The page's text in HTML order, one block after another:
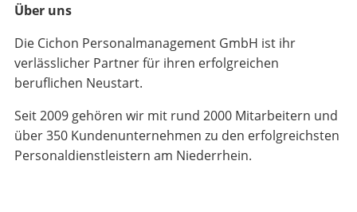
Über uns
Die Cichon Personalmanagement GmbH ist ihr
verlässlicher Partner für ihren erfolgreichen
beruflichen Neustart.
Seit 2009 gehören wir mit rund 2000 Mitarbeitern und
über 350 Kundenunternehmen zu den erfolgreichsten
Personaldienstleistern am Niederrhein.